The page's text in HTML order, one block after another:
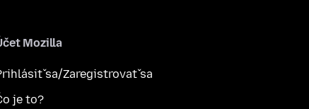
Mozilla
sa/Zaregistrovať sa
je to?